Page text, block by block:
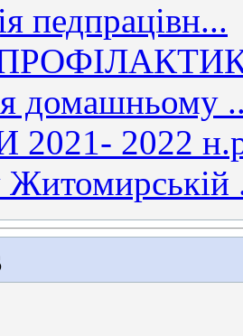
педпрацівн...
домашньому
2022